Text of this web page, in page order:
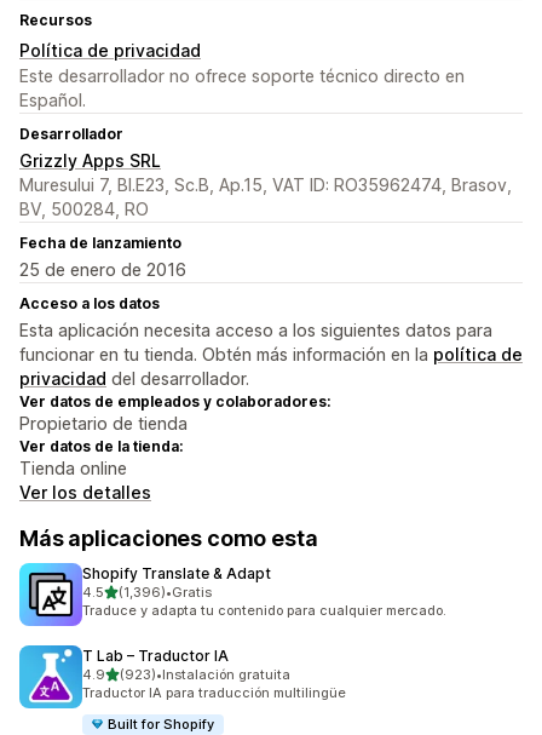
Recursos
Política de privacidad
Este desarrollador no ofrece soporte técnico directo en
Español.
Desarrollador
Grizzly Apps SRL
Muresului 7, Bl.E23, Sc.B, Ap.15, VAT ID: RO35962474, Brasov,
BV, 500284, RO
Fecha de lanzamiento
25 de enero de 2016
Acceso a los datos
Esta aplicación necesita acceso a los siguientes datos para
funcionar en tu tienda. Obtén más información en la política de
privacidad del desarrollador.
Ver datos de empleados y colaboradores:
Propietario de tienda
Ver datos de la tienda:
Tienda online
Ver los detalles
Más aplicaciones como esta
Shopify Translate & Adapt
4.5de 5 estrellas
(1,396)
1396 reseñas en total
•Gratis
Traduce y adapta tu contenido para cualquier mercado.
T Lab – Traductor IA
4.9de 5 estrellas
(923)
923 reseñas en total
•Instalación gratuita
Traductor IA para traducción multilingüe
Built for Shopify